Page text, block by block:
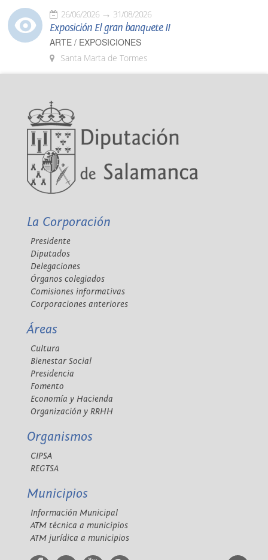
26/06/2026 31/08/2026
Exposición El gran banquete II
ARTE / EXPOSICIONES
Santa Marta de Tormes
La Corporación
Presidente
Diputados
Delegaciones
Órganos colegiados
Comisiones informativas
Corporaciones anteriores
Áreas
Cultura
Bienestar Social
Presidencia
Fomento
Economía y Hacienda
Organización y RRHH
Organismos
CIPSA
REGTSA
Municipios
Información Municipal
ATM técnica a municipios
ATM jurídica a municipios